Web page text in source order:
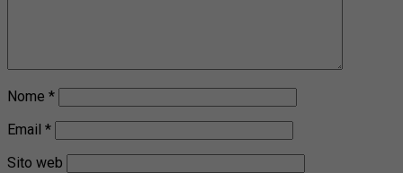
Nome *
Email *
Sito web